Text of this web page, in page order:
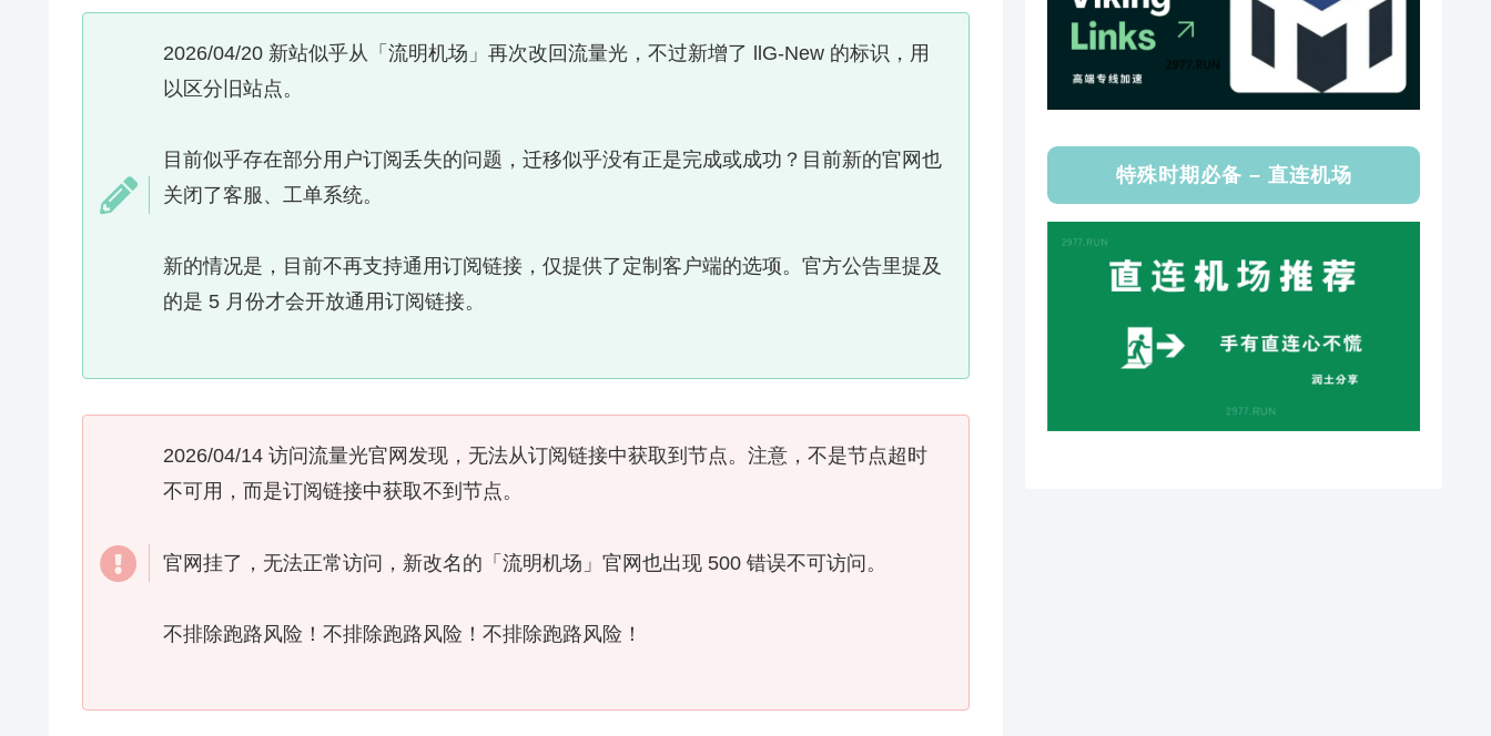
2026/04/20 新站似乎从「流明机场」再次改回流量光，不过新增了 llG-New 的标识，用
以区分旧站点。
目前似乎存在部分用户订阅丢失的问题，迁移似乎没有正是完成或成功？目前新的官网也
关闭了客服、工单系统。
新的情况是，目前不再支持通用订阅链接，仅提供了定制客户端的选项。官方公告里提及
的是 5 月份才会开放通用订阅链接。
2026/04/14 访问流量光官网发现，无法从订阅链接中获取到节点。注意，不是节点超时
不可用，而是订阅链接中获取不到节点。
官网挂了，无法正常访问，新改名的「流明机场」官网也出现 500 错误不可访问。
不排除跑路风险！不排除跑路风险！不排除跑路风险！
特殊时期必备 – 直连机场